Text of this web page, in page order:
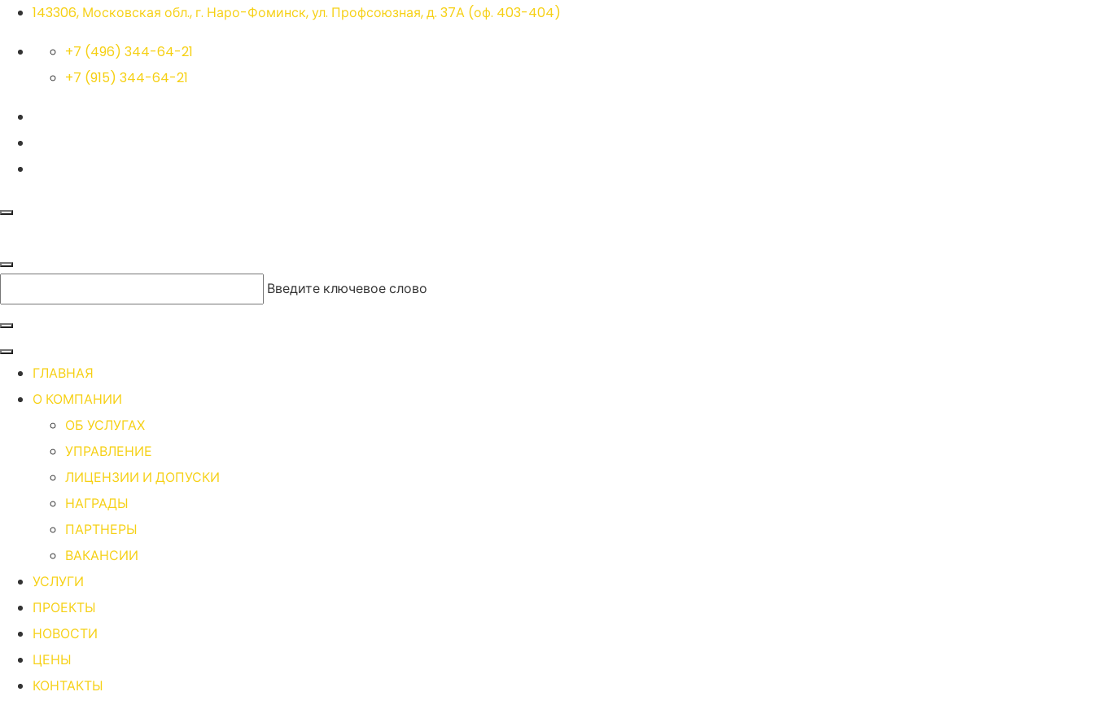
143306, Московская обл., г. Наро-Фоминск, ул. Профсоюзная, д. 37А (оф. 403-404)
+7 (496) 344-64-21
+7 (915) 344-64-21
Введите ключевое слово
ГЛАВНАЯ
О КОМПАНИИ
ОБ УСЛУГАХ
УПРАВЛЕНИЕ
ЛИЦЕНЗИИ И ДОПУСКИ
НАГРАДЫ
ПАРТНЕРЫ
ВАКАНСИИ
УСЛУГИ
ПРОЕКТЫ
НОВОСТИ
ЦЕНЫ
КОНТАКТЫ